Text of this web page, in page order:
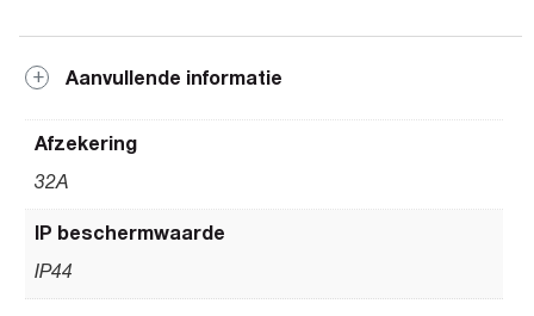
Aanvullende informatie
Afzekering
32A
IP beschermwaarde
IP44